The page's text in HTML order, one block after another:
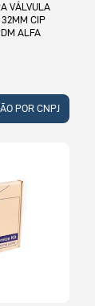
VÁLVULA
CIP
ALFA
POR CNPJ